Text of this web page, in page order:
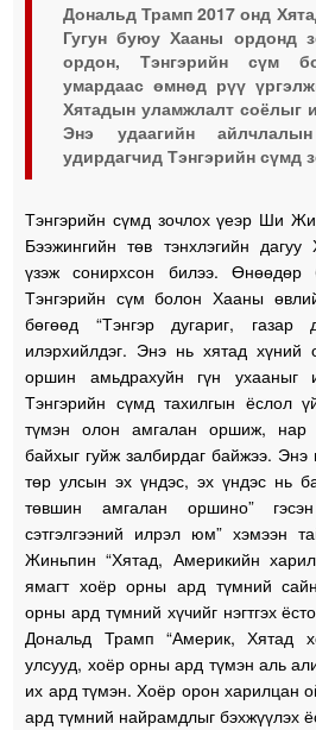
Дональд Трамп 2017 онд
Гугун буюу Хааны ордонд
ордон, Тэнгэрийн сүм
умардаас өмнөд рүү
Хятадын уламжлалт соёлыг
Энэ удаагийн
удирдагчид Тэнгэрийн сүмд
Тэнгэрийн сүмд зочлох үеэр Ши
Бээжингийн төв тэнхлэгийн
үзэж сонирхсон билээ. Өнөөдөр
Тэнгэрийн сүм болон Хааны
бөгөөд “Тэнгэр дугариг, газар
илэрхийлдэг. Энэ нь хятад хүний
оршин амьдрахуйн гүн ухааныг
Тэнгэрийн сүмд тахилгын ёслол
түмэн олон амгалан оршиж, нар
байхыг гуйж залбирдаг байжээ.
төр улсын эх үндэс, эх үндэс нь
төвшин амгалан оршино”
сэтгэлгээний илрэл юм” хэмээн
Жиньпин “Хятад, Америкийн
ямагт хоёр орны ард түмний
орны ард түмний хүчийг нэгтгэх
Дональд Трамп “Америк, Хятад
улсууд, хоёр орны ард түмэн аль
их ард түмэн. Хоёр орон харилцан
ард түмний найрамдлыг бэхжүүлэх